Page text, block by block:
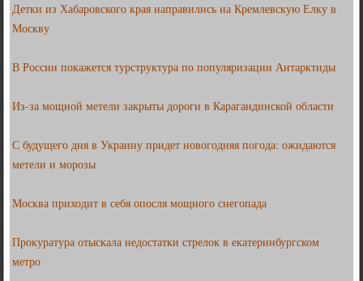
Детки из Хабаровского края направились на Кремлевскую Елку в
Москву
В России покажется турструктура по популяризации Антарктиды
Из-за мощной метели закрыты дороги в Карагандинской области
С будущего дня в Украину придет новогодняя погода: ожидаются
метели и морозы
Москва приходит в себя опосля мощного снегопада
Прокуратура отыскала недостатки стрелок в екатеринбургском
метро